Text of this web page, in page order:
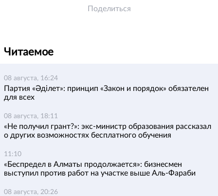
Поделиться
Читаемое
08 августа, 16:24
Партия «Әділет»: принцип «Закон и порядок» обязателен
для всех
08 августа, 18:11
«Не получил грант?»: экс-министр образования рассказал
о других возможностях бесплатного обучения
11:10
«Беспредел в Алматы продолжается»: бизнесмен
выступил против работ на участке выше Аль-Фараби
08 августа, 20:26